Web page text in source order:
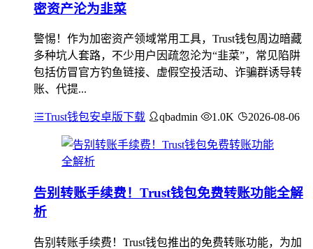
密资产沦为韭菜
警惕！作为加密资产领域常用工具，Trust钱包周边暗藏
多种坑人套路，不少用户因疏忽沦为“韭菜”，常见陷阱
包括仿冒官方钓鱼链接、虚假空投活动、诈骗群诱导转
账、代提...
Trust钱包安卓版下载 qbadmin 1.0K 2026-08-06
告别转账手续费！Trust钱包免费转账功能全解
析
告别转账手续费！Trust钱包推出的免费转账功能，为加